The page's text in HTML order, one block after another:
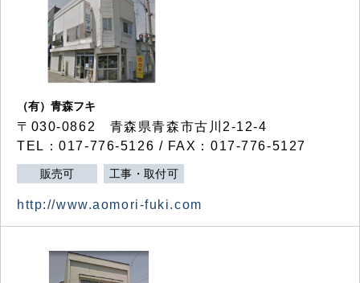
（有）青森フキ
〒030-0862 青森県青森市古川2-12-4
TEL：017-776-5126 / FAX：017-776-5127
販売可 工事・取付可
http://www.aomori-fuki.com